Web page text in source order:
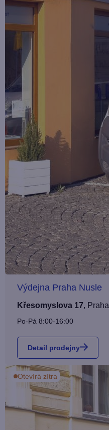
Výdejna Praha Nusle
Křesomyslova 17, Praha
Po-Pá 8:00-16:00
Detail prodejny
Otevírá zítra